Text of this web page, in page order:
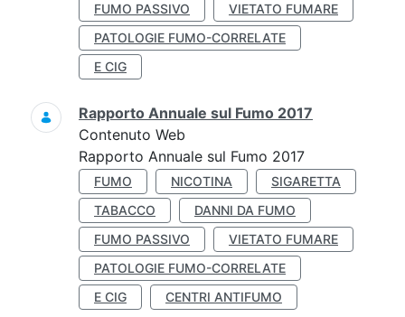
FUMO PASSIVO
VIETATO FUMARE
PATOLOGIE FUMO-CORRELATE
E CIG
Rapporto Annuale sul Fumo 2017
Contenuto Web
Rapporto Annuale sul Fumo 2017
FUMO NICOTINA
SIGARETTA
TABACCO
DANNI DA FUMO
FUMO PASSIVO
VIETATO FUMARE
PATOLOGIE FUMO-CORRELATE
E CIG
CENTRI ANTIFUMO